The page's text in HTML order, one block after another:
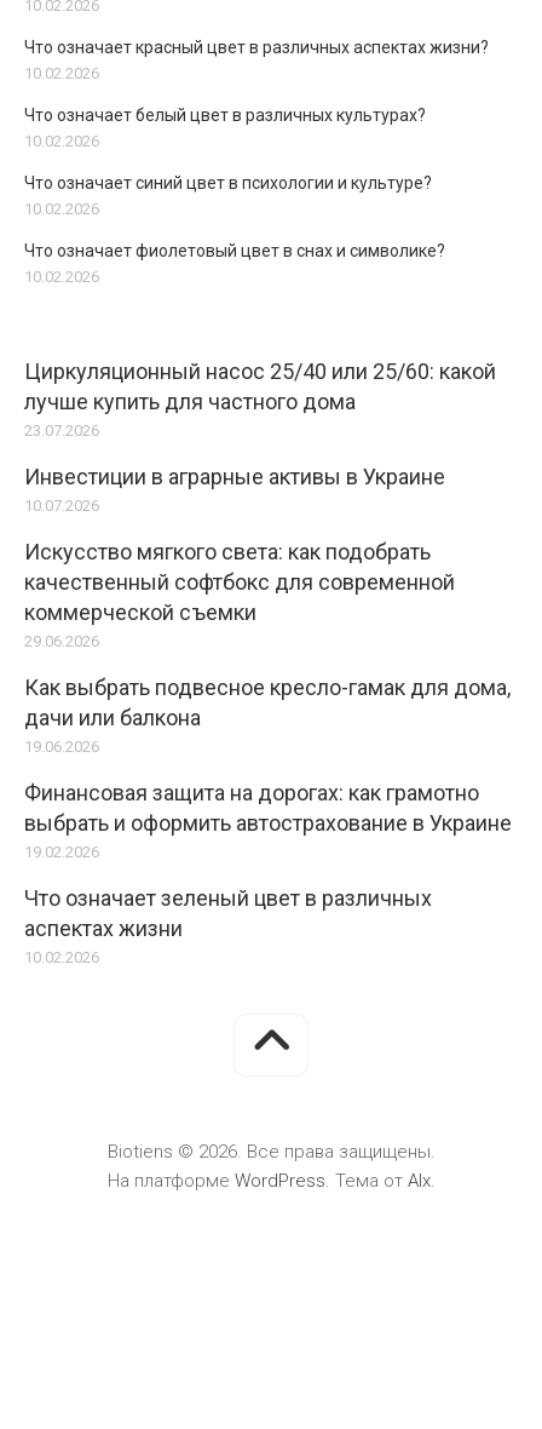
10.02.2026
Что означает красный цвет в различных аспектах жизни?
10.02.2026
Что означает белый цвет в различных культурах?
10.02.2026
Что означает синий цвет в психологии и культуре?
10.02.2026
Что означает фиолетовый цвет в снах и символике?
10.02.2026
Циркуляционный насос 25/40 или 25/60: какой
лучше купить для частного дома
23.07.2026
Инвестиции в аграрные активы в Украине
10.07.2026
Искусство мягкого света: как подобрать
качественный софтбокс для современной
коммерческой съемки
29.06.2026
Как выбрать подвесное кресло-гамак для дома,
дачи или балкона
19.06.2026
Финансовая защита на дорогах: как грамотно
выбрать и оформить автострахование в Украине
19.02.2026
Что означает зеленый цвет в различных
аспектах жизни
10.02.2026
Biotiens © 2026. Все права защищены.
На платформе WordPress. Тема от Alx.